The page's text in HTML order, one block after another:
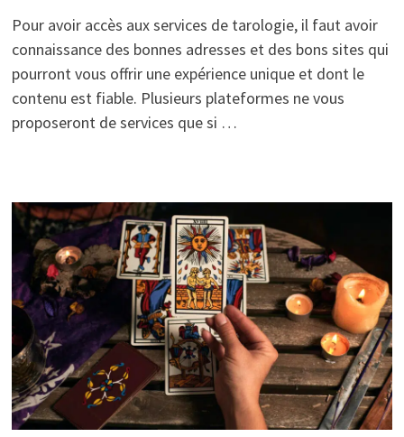
Pour avoir accès aux services de tarologie, il faut avoir
connaissance des bonnes adresses et des bons sites qui
pourront vous offrir une expérience unique et dont le
contenu est fiable. Plusieurs plateformes ne vous
proposeront de services que si …